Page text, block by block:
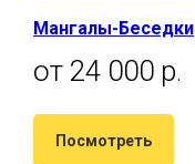
Мангалы-Беседки
от 24 000 р.
Посмотреть